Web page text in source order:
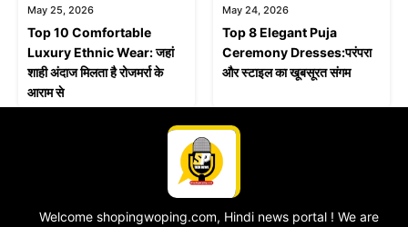
May 25, 2026
Top 10 Comfortable
Luxury Ethnic Wear: जहां
शाही अंदाज मिलता है रोजमर्रा के
आराम से
May 24, 2026
Top 8 Elegant Puja
Ceremony Dresses:परंपरा
और स्टाइल का खूबसूरत संगम
Welcome shopingwoping.com, Hindi news portal ! We are